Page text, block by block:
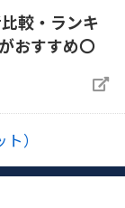
較・ランキ
おすすめ〇
）